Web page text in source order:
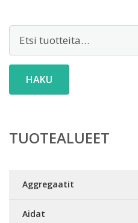
Etsi:
HAKU
TUOTEALUEET
Aggregaatit
Aidat